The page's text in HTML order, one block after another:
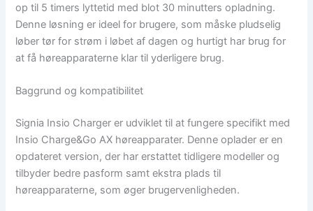
op til 5 timers lyttetid med blot 30 minutters opladning.
Denne løsning er ideel for brugere, som måske pludselig
løber tør for strøm i løbet af dagen og hurtigt har brug for
at få høreapparaterne klar til yderligere brug.
Baggrund og kompatibilitet
Signia Insio Charger er udviklet til at fungere specifikt med
Insio Charge&Go AX høreapparater. Denne oplader er en
opdateret version, der har erstattet tidligere modeller og
tilbyder bedre pasform samt ekstra plads til
høreapparaterne, som øger brugervenligheden.